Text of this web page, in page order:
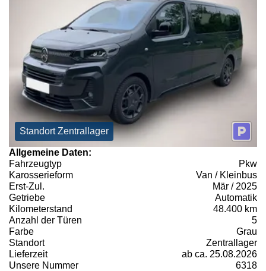
Standort Zentrallager
Allgemeine Daten:
Fahrzeugtyp
Pkw
Karosserieform
Van / Kleinbus
Erst-Zul.
Mär / 2025
Getriebe
Automatik
Kilometerstand
48.400 km
Anzahl der Türen
5
Farbe
Grau
Standort
Zentrallager
Lieferzeit
ab ca. 25.08.2026
Unsere Nummer
6318